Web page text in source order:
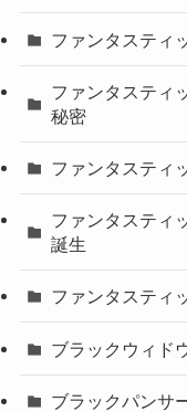
ファンタスティ
ファンタスティ
秘密
ファンタスティ
ファンタスティ
誕生
ファンタスティ
ブラックウィド
ブラックパンサ